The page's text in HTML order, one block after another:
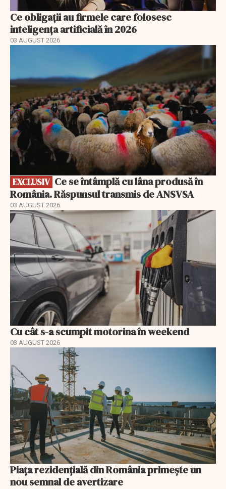
Ce obligații au firmele care folosesc
inteligența artificială în 2026
03 AUGUST 2026
EXCLUSIV
România. Răspunsul transmis de ANSVSA
03 AUGUST 2026
Cu cât s-a scumpit motorina în weekend
03 AUGUST 2026
Piața rezidențială din România primește un
nou semnal de avertizare